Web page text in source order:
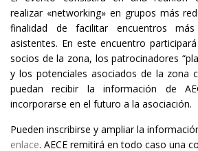
realizar «networking» en grupos más
finalidad de facilitar encuentros
asistentes. En este encuentro
socios de la zona, los patrocinadores
y los potenciales asociados de la zona
puedan recibir la información de
incorporarse en el futuro a la asociación.
Pueden inscribirse y ampliar la
enlace. AECE remitirá en todo caso una